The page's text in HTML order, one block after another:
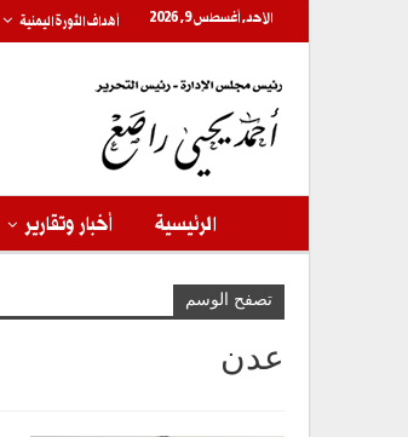
الأحد, أغسطس 9, 2026 أهداف الثورة اليمنية
الرئيسية أخبار وتقارير
تصفح الوسم
عدن